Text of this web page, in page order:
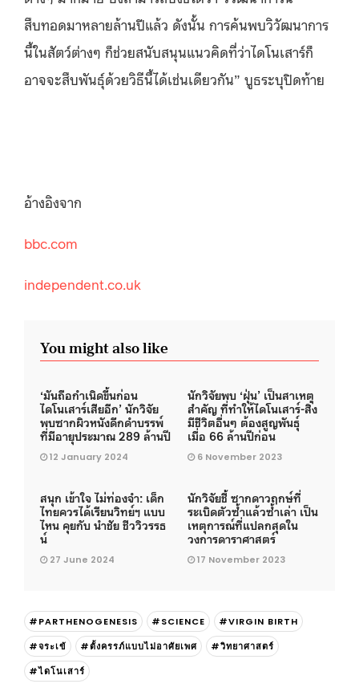
สืบทอดมาหลายล้านปีแล้ว ดังนั้น การค้นพบวิวัฒนาการ
นี้ในสัตว์ต่างๆ ก็ช่วยสนับสนุนแนวคิดที่ว่าไดโนเสาร์ก็
อาจจะสืบพันธุ์ด้วยวิธีนี้ได้เช่นเดียวกัน” บูธระบุปิดท้าย
อ้างอิงจาก
bbc.com
independent.co.uk
You might also like
‘มันถือกำเนิดขึ้นก่อน
ไดโนเสาร์เสียอีก’ นักวิจัย
พบซากผิวหนังดึกดําบรรพ์
ที่มีอายุประมาณ 289 ล้านปี
12 January 2024
นักวิจัยพบ ‘ฝุ่น’ เป็นสาเหตุ
สำคัญ ที่ทำให้ไดโนเสาร์-สิ่ง
มีชีวิตอื่นๆ ต้องสูญพันธุ์
เมื่อ 66 ล้านปีก่อน
6 November 2023
สนุก เข้าใจ ไม่ท่องจำ: เด็ก
ไทยควรได้เรียนวิทย์ฯ แบบ
ไหน คุยกับ นำชัย ชีววิวรรธ
น์
27 June 2024
นักวิจัยชี้ ซากดาวฤกษ์ที่
ระเบิดตัวซ้ำแล้วซ้ำเล่า เป็น
เหตุการณ์ที่แปลกสุดใน
วงการดาราศาสตร์
17 November 2023
#PARTHENOGENESIS #SCIENCE
#VIRGIN BIRTH
#จระเข้
#ตั้งครรภ์แบบไม่อาศัยเพศ
#วิทยาศาสตร์
#ไดโนเสาร์